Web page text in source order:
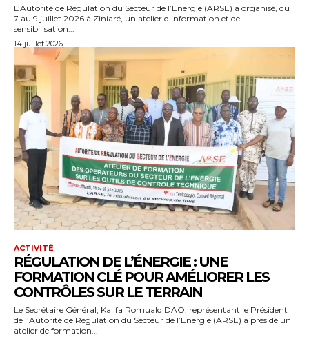
L’Autorité de Régulation du Secteur de l’Energie (ARSE) a organisé, du
7 au 9 juillet 2026 à Ziniaré, un atelier d'information et de
sensibilisation...
14 juillet 2026
ACTIVITÉ
RÉGULATION DE L’ÉNERGIE : UNE
FORMATION CLÉ POUR AMÉLIORER LES
CONTRÔLES SUR LE TERRAIN
Le Secrétaire Général, Kalifa Romuald DAO, représentant le Président
de l’Autorité de Régulation du Secteur de l’Energie (ARSE) a présidé un
atelier de formation...